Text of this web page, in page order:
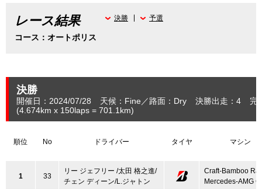
レース結果
コース：オートポリス
決勝 予選
決勝
開催日：2024/07/28 天候：Fine 路面：Dry 決勝出走：4
完
(4.674km x 150laps = 701.1 km)
順位 No ドライバー タイヤ マシン
1 33
リー ジェフリー /太田 格之進/
チェン ディーン/L.ジャトン
Craft-Bamboo
Mercedes-AMG